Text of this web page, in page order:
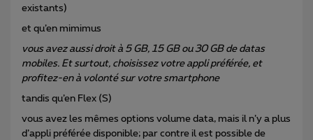
existants)
et qu’en mimimus
vous avez aussi droit à 5 GB, 15 GB ou 30 GB de datas
mobiles. Et surtout, choisissez votre appli préférée, et
profitez-en à volonté sur votre smartphone
tandis qu’en Flex (S)
vous avez les mêmes options volume data, mais il n’y a plus
d’appli préférée disponible; par contre il est possible de